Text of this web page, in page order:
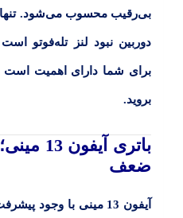
بی‌رقیب محسوب می‌شود.
دوربین نبود لنز تله‌فوتو
برای‌ شما دارای اهمیت
بروید.
باتری
ضعف
آیفون 13 مینی با وجود